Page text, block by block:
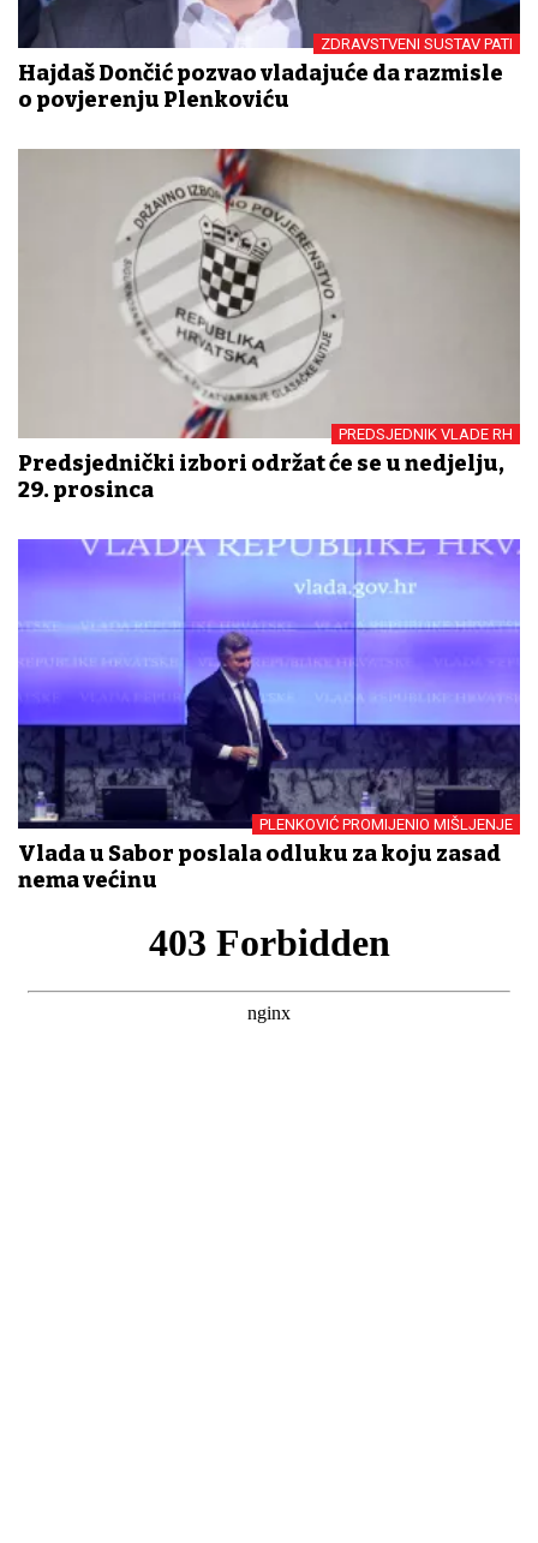
ZDRAVSTVENI SUSTAV PATI
Hajdaš Dončić pozvao vladajuće da razmisle
o povjerenju Plenkoviću
PREDSJEDNIK VLADE RH
Predsjednički izbori održat će se u nedjelju,
29. prosinca
PLENKOVIĆ PROMIJENIO MIŠLJENJE
Vlada u Sabor poslala odluku za koju zasad
nema većinu